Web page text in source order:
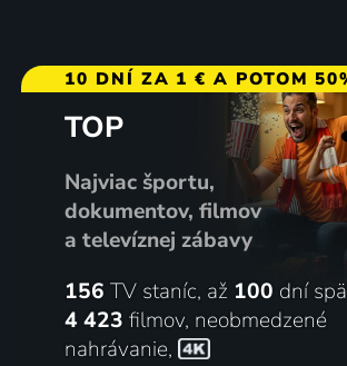
10 DNÍ ZA 1 € A POTOM
TOP
Najviac športu,
dokumentov, filmov
a televíznej zábavy
156 TV staníc, až 100 dní
4 423 filmov, neobmedzené
nahrávanie,